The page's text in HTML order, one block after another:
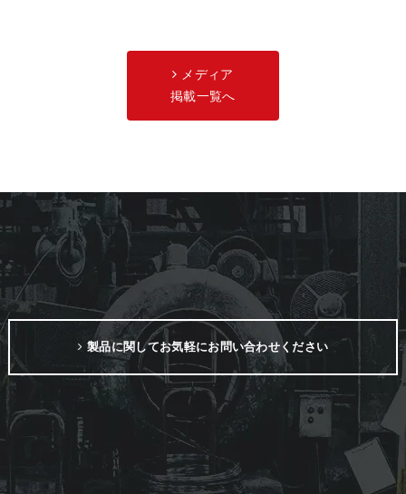
メディア
掲載一覧へ
製品に関してお気軽にお問い合わせください